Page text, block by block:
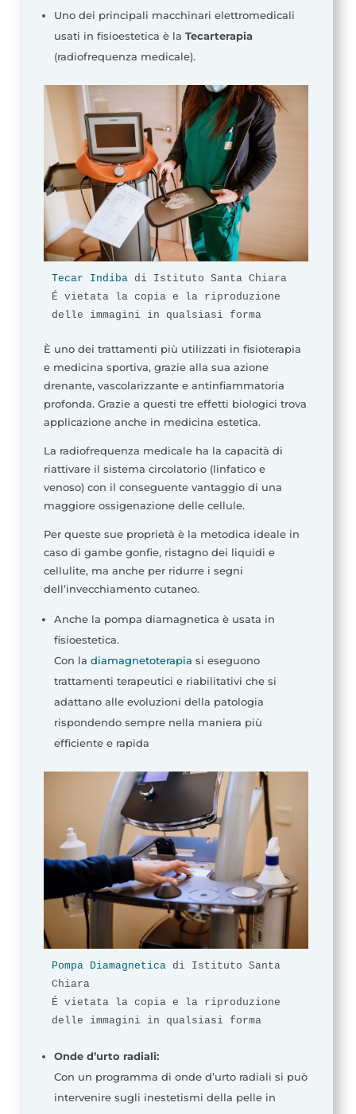
Uno dei principali macchinari elettromedicali
usati in fisioestetica è la Tecarterapia
(radiofrequenza medicale).
Tecar Indiba di Istituto Santa Chiara
É vietata la copia e la riproduzione
delle immagini in qualsiasi forma
È uno dei trattamenti più utilizzati in fisioterapia
e medicina sportiva, grazie alla sua azione
drenante, vascolarizzante e antinfiammatoria
profonda. Grazie a questi tre effetti biologici trova
applicazione anche in medicina estetica.
La radiofrequenza medicale ha la capacità di
riattivare il sistema circolatorio (linfatico e
venoso) con il conseguente vantaggio di una
maggiore ossigenazione delle cellule.
Per queste sue proprietà è la metodica ideale in
caso di gambe gonfie, ristagno dei liquidi e
cellulite, ma anche per ridurre i segni
dell’invecchiamento cutaneo.
Anche la pompa diamagnetica è usata in
fisioestetica.
Con la diamagnetoterapia si eseguono
trattamenti terapeutici e riabilitativi che si
adattano alle evoluzioni della patologia
rispondendo sempre nella maniera più
efficiente e rapida
Pompa Diamagnetica di Istituto Santa
Chiara
É vietata la copia e la riproduzione
delle immagini in qualsiasi forma
Onde d’urto radiali:
Con un programma di onde d’urto radiali si può
intervenire sugli inestetismi della pelle in